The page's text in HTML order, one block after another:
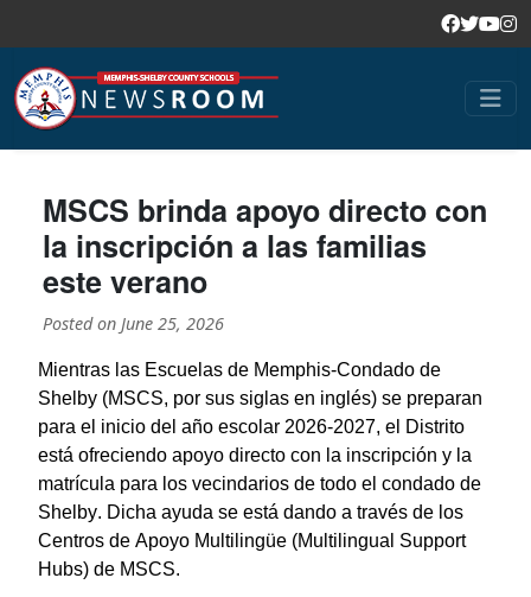
MSCS brinda apoyo directo con
la inscripción a las familias
este verano
Posted onJune 25, 2026
Mientras las Escuelas de Memphis-Condado de
Shelby (MSCS, por sus siglas en inglés) se preparan
para el inicio del año escolar 2026-2027, el Distrito
está ofreciendo apoyo directo con la inscripción y la
matrícula para los vecindarios de todo el condado de
Shelby. Dicha ayuda se está dando a través de los
Centros de Apoyo Multilingüe (Multilingual Support
Hubs) de MSCS.